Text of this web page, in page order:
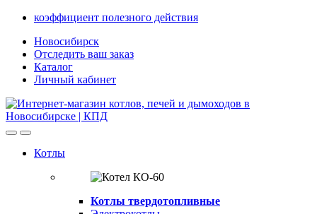
Skip
navigation
Skip
content
коэффициент полезного действия
Новосибирск
Отследить ваш заказ
Каталог
Личный кабинет
OpenClose
Котлы
Котлы твердотопливные